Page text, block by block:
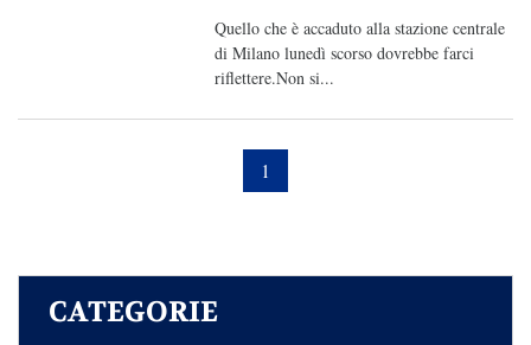
Quello che è accaduto alla stazione centrale
di Milano lunedì scorso dovrebbe farci
riflettere.Non si...
1
CATEGORIE